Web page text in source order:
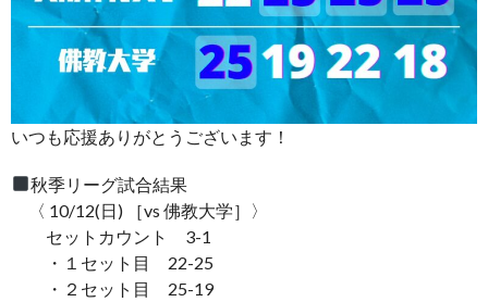
いつも応援ありがとうございます！
秋季リーグ試合結果
〈 10/12(日) ［vs 佛教大学］〉
セットカウント 3-1
・１セット目 22-25
・２セット目 25-19